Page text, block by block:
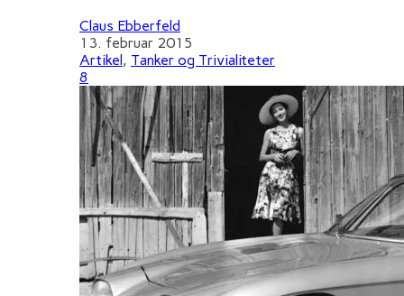
Claus Ebberfeld
13. februar 2015
Artikel, Tanker og Trivialiteter
8